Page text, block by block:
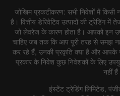
जोखिम प्रकटीकरण: सभी निवेशों में किसी
है। वित्तीय डेरिवेटिव उत्पादों की ट्रेडिंग में
जो लेवरेज के कारण होता है। आपको इन
चाहिए जब तक कि आप पूरी तरह से समझ
कर रहे हैं, उनकी प्रकृति क्या है और आपके
प्रकार के निवेश कुछ निवेशकों के लिए
नहीं
इंस्टेंट ट्रेडिंग लिमिटेड,